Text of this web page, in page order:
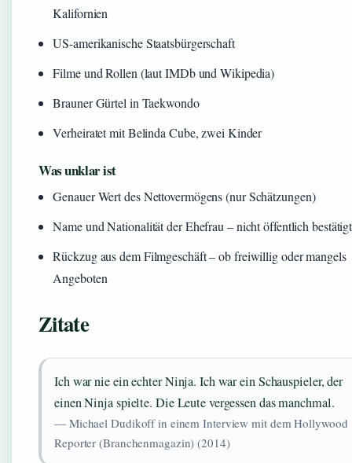
Kalifornien
US-amerikanische Staatsbürgerschaft
Filme und Rollen (laut IMDb und Wikipedia)
Brauner Gürtel in Taekwondo
Verheiratet mit Belinda Cube, zwei Kinder
Was unklar ist
Genauer Wert des Nettovermögens (nur Schätzungen)
Name und Nationalität der Ehefrau – nicht öffentlich bestätigt
Rückzug aus dem Filmgeschäft – ob freiwillig oder mangels
Angeboten
Zitate
Ich war nie ein echter Ninja. Ich war ein Schauspieler, der
einen Ninja spielte. Die Leute vergessen das manchmal.
— Michael Dudikoff in einem Interview mit dem Hollywood
Reporter (Branchenmagazin) (2014)